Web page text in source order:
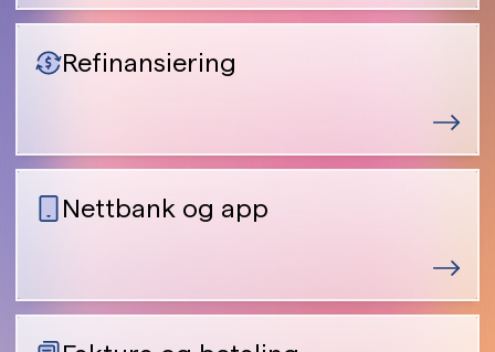
Refinansiering
Nettbank og app